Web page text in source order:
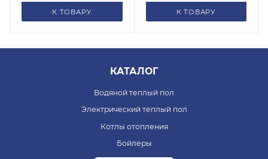
К ТОВАРУ К ТОВАРУ
КАТАЛОГ
Водяной теплый пол
Электрический теплый пол
Котлы отопления
Бойлеры